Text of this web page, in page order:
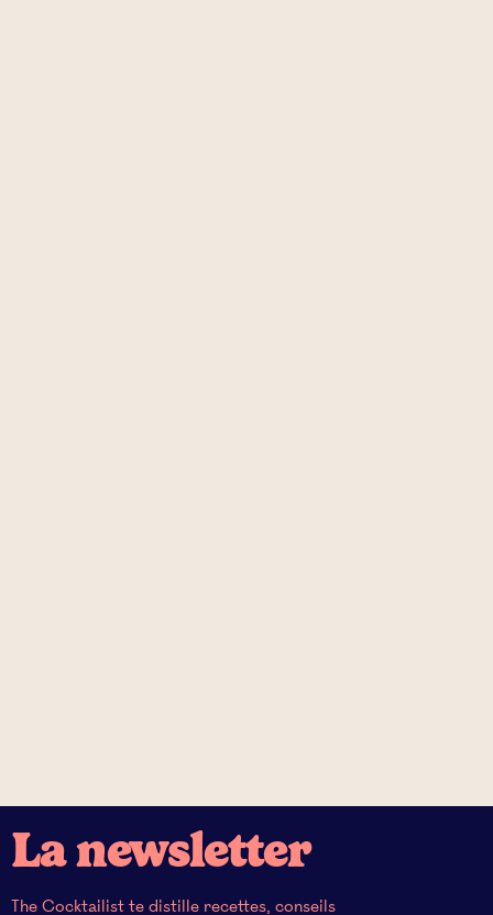
La newsletter
The Cocktailist te distille recettes, conseils